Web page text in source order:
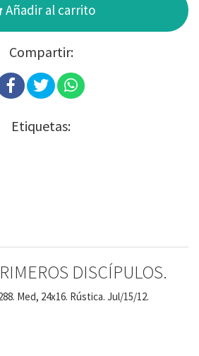
Añadir al carrito
Compartir:
Etiquetas:
DISCÍPULOS.
Med, 24x16. Rústica. Jul/15/12.